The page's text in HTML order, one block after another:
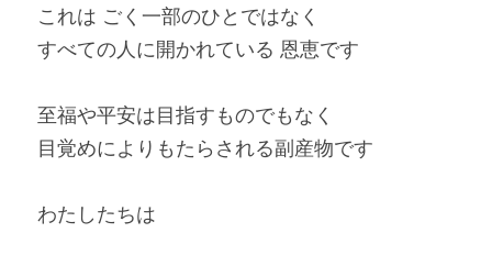
これは ごく一部のひとではなく
すべての人に開かれている 恩恵です
至福や平安は目指すものでもなく
目覚めによりもたらされる副産物です
わたしたちは